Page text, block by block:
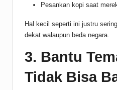
Pesankan kopi saat
Hal kecil seperti ini justru
dekat walaupun beda negara.
3. Bantu
Tidak Bisa